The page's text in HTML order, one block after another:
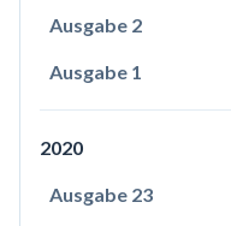
Ausgabe 2
Ausgabe 1
2020
Ausgabe 23